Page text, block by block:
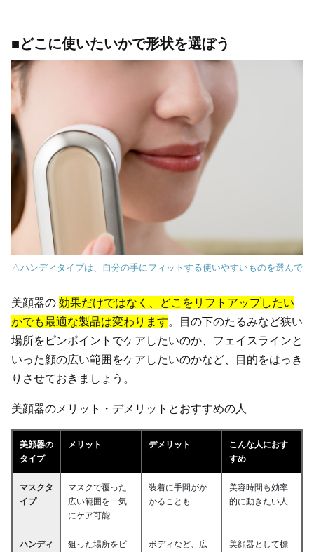
■どこに使いたいかで形状を選ぼう
△ハンディタイプは、自分の手にフィットする使いやすいものを選んで
美顔器の 効果だけではなく、どこをリフトアップしたい
かでも最適な製品は変わります。目の下のたるみなど狭い
場所をピンポイントでケアしたいのか、フェイスラインと
いった顔の広い範囲をケアしたいのかなど、目的をはっき
りさせておきましょう。
美顔器のメリット・デメリットとおすすめの人
美顔器の
タイプ
メリット デメリット
こんな人におす
すめ
マスクタ
イプ
マスクで覆った
広い範囲を一気
にケア可能
装着に手間がか
かることも
美容時間も効率
的に動きたい人
ハンディ
狙った場所をピ
ボディなど、広
美顔器として標